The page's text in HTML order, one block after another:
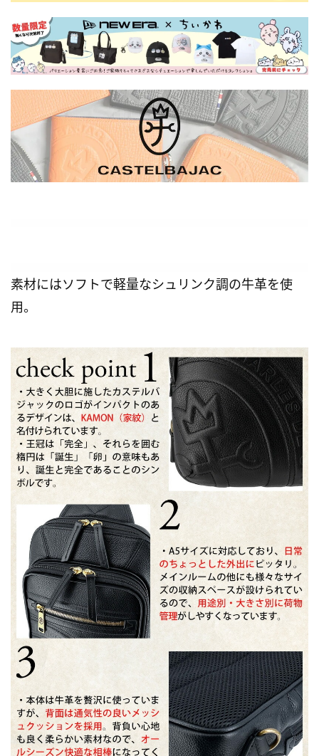
素材にはソフトで軽量なシュリンク調の牛革を使
用。